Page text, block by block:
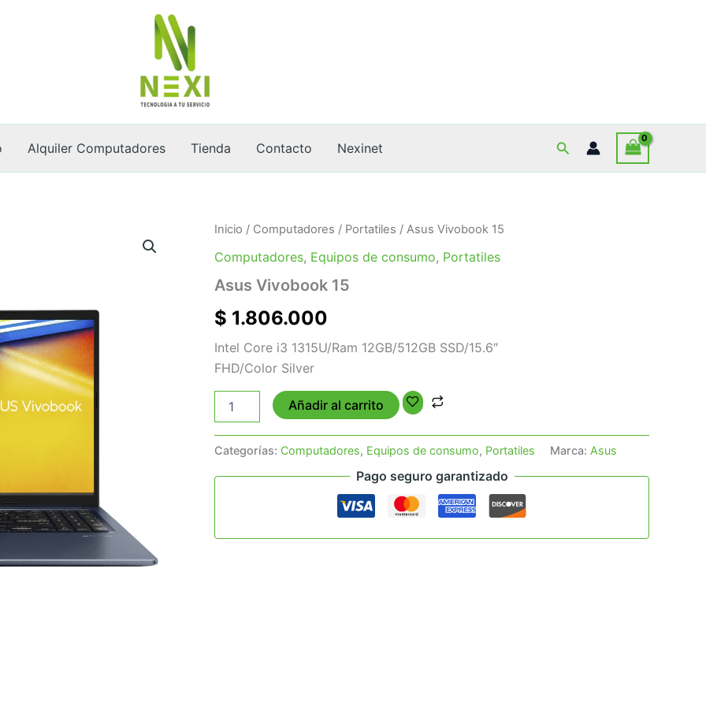
Alquiler Computadores Tienda Contacto Nexinet Buscar
Inicio / Computadores / Portatiles / Asus Vivobook 15
Computadores, Equipos de consumo, Portatiles
Asus Vivobook 15
$ 1.806.000
Intel Core i3 1315U/Ram 12GB/512GB SSD/15.6″
FHD/Color Silver
Asus
15
Añadir al carrito
Categorías: Computadores, Equipos de consumo, Portatiles Marca: Asus
Pago seguro garantizado